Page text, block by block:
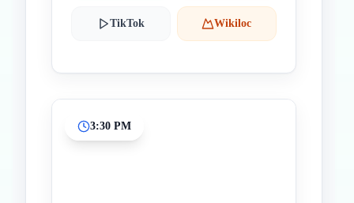
TikTok Wikiloc
3:30 PM